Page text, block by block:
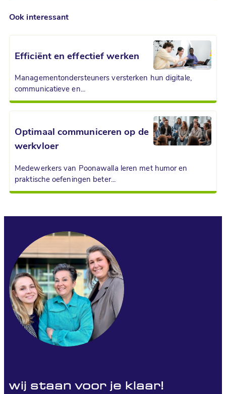
Ook interessant
Efficiënt en effectief werken
Managementondersteuners ver­ster­ken hun digitale,
communicatieve en...
Optimaal communiceren op de
werkvloer
Medewerkers van Poonawalla leren met humor en
praktische oefeningen beter...
wij staan voor je klaar!